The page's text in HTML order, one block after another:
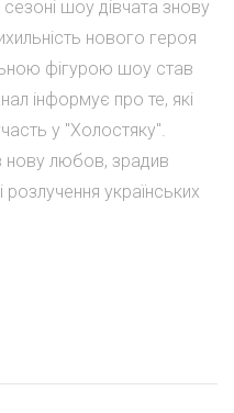
шоу дівчата знову
нового героя
фігурою шоу став
інформує про те, які
у "Холостяку".
любов, зрадив
українських